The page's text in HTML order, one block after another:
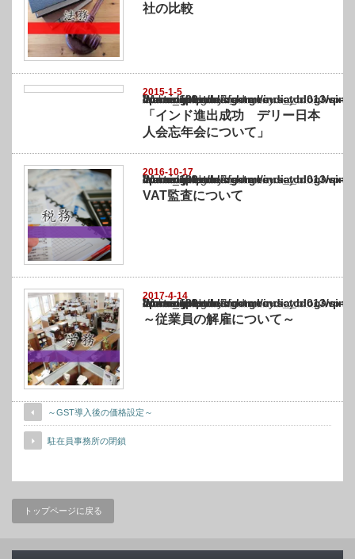
社の比較
2015-1-5
Warning
: Undefined array key "show_category" in
/home/netst/kuno-cpa.co.jp/public_html/india_blog/wp-content/themes/
on line183
「インド進出成功 デリー日本
人会忘年会について」
2016-10-17
Warning
: Undefined array key "show_category" in
/home/netst/kuno-cpa.co.jp/public_html/india_blog/wp-content/themes/
on line183
VAT監査について
2017-4-14
Warning
: Undefined array key "show_category" in
/home/netst/kuno-cpa.co.jp/public_html/india_blog/wp-content/themes/
on line183
～従業員の解雇について～
～GST導入後の価格設定～
駐在員事務所の閉鎖
トップページに戻る